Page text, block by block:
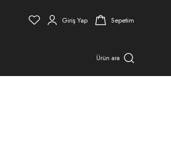
Giriş Yap Sepetim
Ürün ara